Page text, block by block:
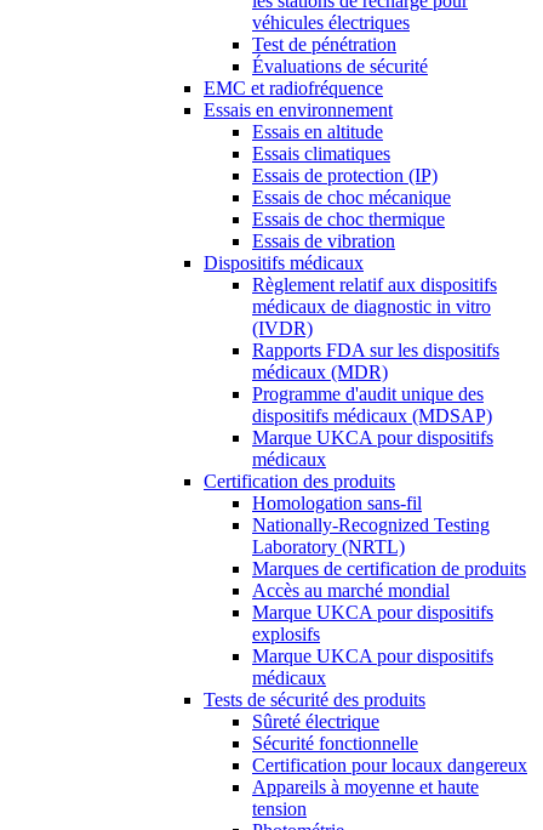
véhicules électriques
Test de pénétration
Évaluations de sécurité
EMC et radiofréquence
Essais en environnement
Essais en altitude
Essais climatiques
Essais de protection (IP)
Essais de choc mécanique
Essais de choc thermique
Essais de vibration
Dispositifs médicaux
Règlement relatif aux dispositifs
médicaux de diagnostic in vitro
(IVDR)
Rapports FDA sur les dispositifs
médicaux (MDR)
Programme d'audit unique des
dispositifs médicaux (MDSAP)
Marque UKCA pour dispositifs
médicaux
Certification des produits
Homologation sans-fil
Nationally-Recognized Testing
Laboratory (NRTL)
Marques de certification de produits
Accès au marché mondial
Marque UKCA pour dispositifs
explosifs
Marque UKCA pour dispositifs
médicaux
Tests de sécurité des produits
Sûreté électrique
Sécurité fonctionnelle
Certification pour locaux dangereux
Appareils à moyenne et haute
tension